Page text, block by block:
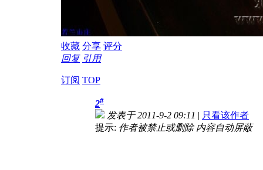
收藏 分享 评分
回复 引用
订阅 TOP
2#
发表于 2011-9-2 09:11 | 只看该作者
提示: 作者被禁止或删除 内容自动屏蔽